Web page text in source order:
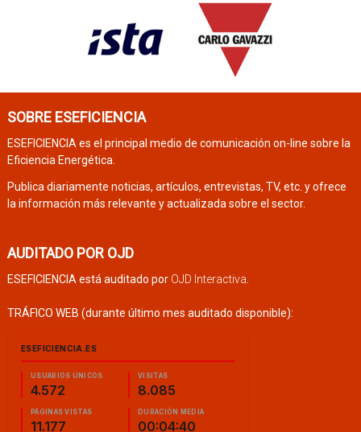
SOBRE ESEFICIENCIA
ESEFICIENCIA es el principal medio de comunicación on-line sobre la
Eficiencia Energética.
Publica diariamente noticias, artículos, entrevistas, TV, etc. y ofrece
la información más relevante y actualizada sobre el sector.
AUDITADO POR OJD
ESEFICIENCIA está auditado por OJD Interactiva
TRÁFICO WEB (durante último mes auditado disponible):